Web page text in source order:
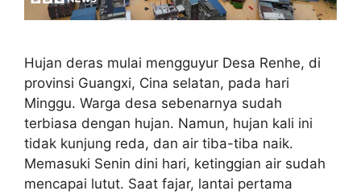
Hujan deras mulai mengguyur Desa Renhe, di
provinsi Guangxi, Cina selatan, pada hari
Minggu. Warga desa sebenarnya sudah
terbiasa dengan hujan. Namun, hujan kali ini
tidak kunjung reda, dan air tiba-tiba naik.
Memasuki Senin dini hari, ketinggian air sudah
mencapai lutut. Saat fajar, lantai pertama